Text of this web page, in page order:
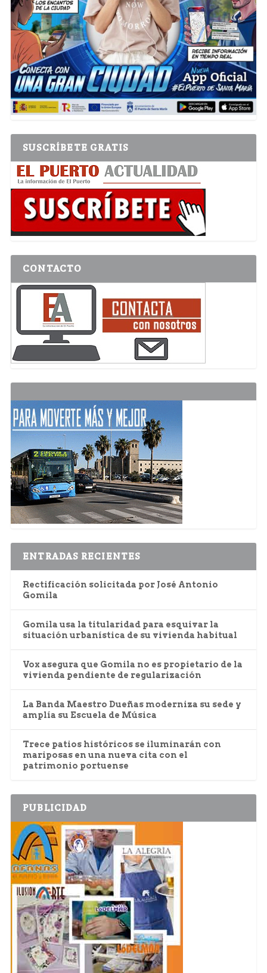
SUSCRÍBETE GRATIS
CONTACTO
ENTRADAS RECIENTES
Rectificación solicitada por José Antonio
Gomila
Gomila usa la titularidad para esquivar la
situación urbanística de su vivienda habitual
Vox asegura que Gomila no es propietario de la
vivienda pendiente de regularización
La Banda Maestro Dueñas moderniza su sede y
amplía su Escuela de Música
Trece patios históricos se iluminarán con
mariposas en una nueva cita con el
patrimonio portuense
PUBLICIDAD